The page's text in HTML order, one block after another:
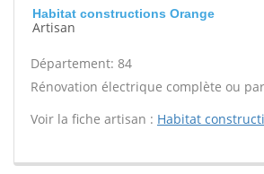
Habitat constructions Orange
Artisan
Département: 84
Rénovation électrique complète ou
Voir la fiche artisan : Habitat